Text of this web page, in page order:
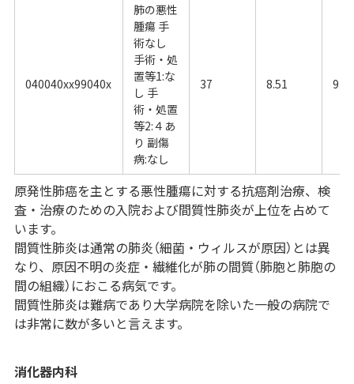
040040xx99040x
肺の悪性
腫瘍 手
術なし
手術・処
置等1:な
し 手
術・処置
等2:４あ
り 副傷
病:なし
37 8.51 9.42
原発性肺癌を主とする悪性腫瘍に対する抗癌剤治療、検
査・治療のための入院および間質性肺炎が上位を占めて
います。
間質性肺炎は通常の肺炎（細菌・ウィルスが原因）とは異
なり、原因不明の炎症・繊維化が肺の間質（肺胞と肺胞の
間の組織）におこる病気です。
間質性肺炎は難病であり大学病院を除いた一般の病院で
は非常に数が多いと言えます。
消化器内科